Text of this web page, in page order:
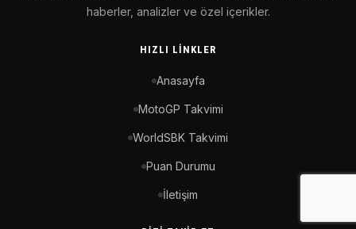
haberler, analizler ve özel içerikler.
HIZLI LINKLER
Anasayfa
MotoGP Takvimi
WorldSBK Takvimi
Puan Durumu
İletişim